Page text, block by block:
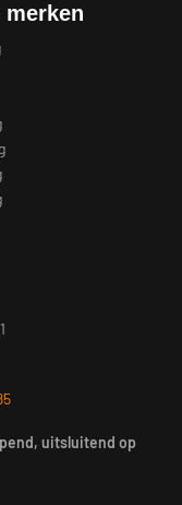
merken
uitsluitend op